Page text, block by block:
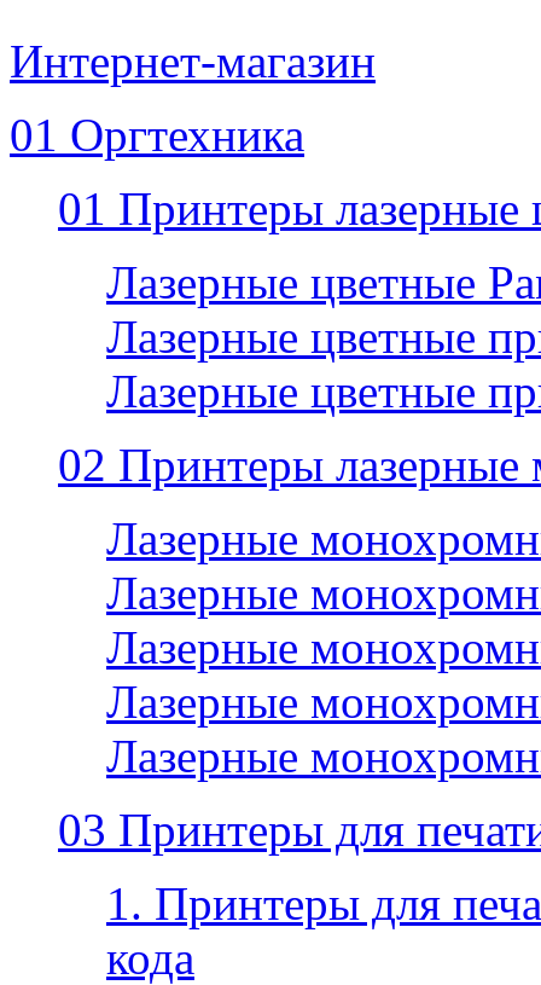
Интернет-магазин
01 Оргтехника
01 Принтеры лазерные
Лазерные цветные
Лазерные цветные
Лазерные цветные
02 Принтеры
Лазерные
Лазерные
Лазерные
Лазерные
Лазерные
03 Принтеры для
1. Принтеры для
кода